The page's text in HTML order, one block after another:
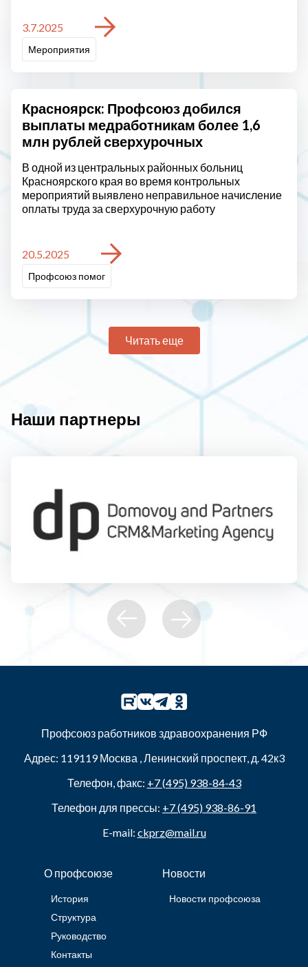
3.7.2025
Мероприятия
Красноярск: Профсоюз добился
выплаты медработникам более 1,6
млн рублей сверхурочных
В одной из центральных районных больниц
Красноярского края во время контрольных
мероприятий выявлено неправильное начисление
оплаты труда за сверхурочную работу
20.5.2025
Профсоюз помог
Читать еще
Наши партнеры
Профсоюз работников здравоохранения РФ
Адрес: 119119Москва ,Ленинский проспект, д. 42к3
Телефон, факс: +7 (495) 938-84-43
Телефон для прессы: +7 (495) 938-86-91
E-mail: ckprz@mail.ru
О профсоюзе
История
Структура
Руководство
Контакты
Новости
Новости профсоюза